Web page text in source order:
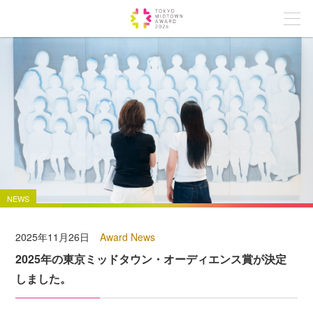
NEWS
2025年11月26日 Award News
2025年の東京ミッドタウン・オーディエンス賞が決定
しました。